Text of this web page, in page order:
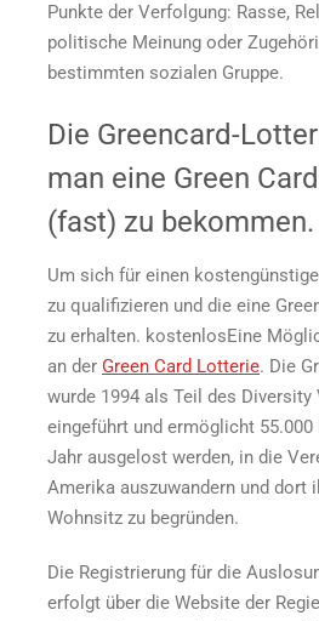
Punkte der Verfolgung: Rasse,
politische Meinung oder
bestimmten sozialen Gruppe.
Die Greencard-
man eine Green
(fast) zu bekommen.
Um sich für einen
zu qualifizieren und die eine
zu erhalten. kostenlosEine
an der Green Card Lotterie. Die
wurde 1994 als Teil des Diversity
eingeführt und ermöglicht 55.000
Jahr ausgelost werden, in die
Amerika auszuwandern und dort
Wohnsitz zu begründen.
Die Registrierung für die
erfolgt über die Website der